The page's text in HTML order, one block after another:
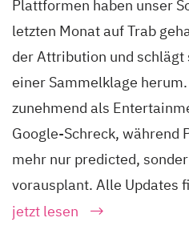
Plattformen haben unser
letzten Monat auf Trab
der Attribution und
einer Sammelklage
zunehmend als
Google-Schreck, während
mehr nur predicted,
vorausplant. Alle Updates
jetzt lesen